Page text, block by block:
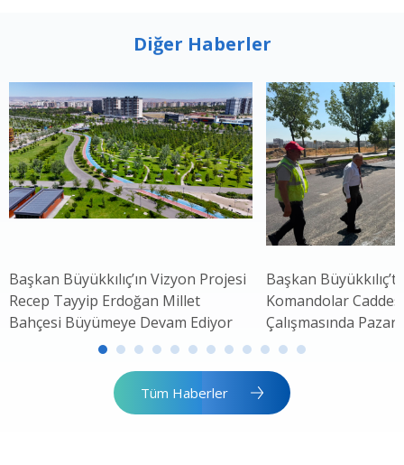
Diğer Haberler
Başkan Büyükkılıç’ın Vizyon Projesi
Recep Tayyip Erdoğan Millet
Bahçesi Büyümeye Devam Ediyor
Başkan
Komandolar
Çalışmasında
Tüm Haberler